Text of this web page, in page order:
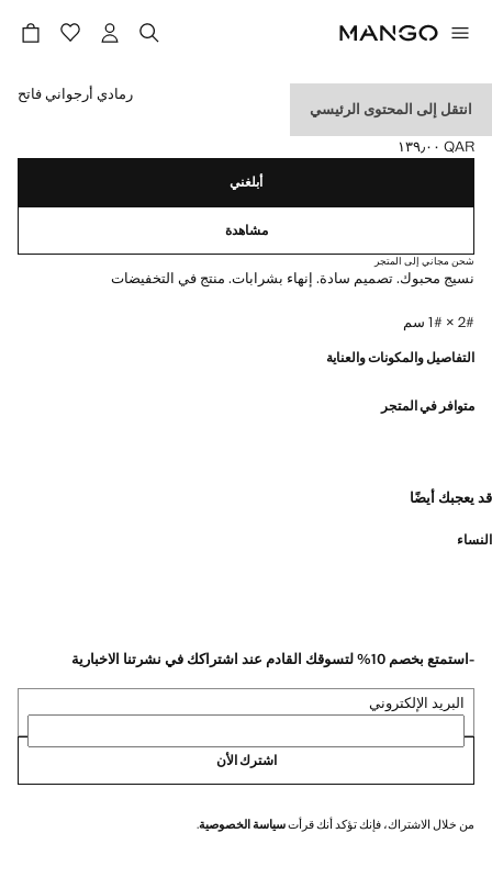
انتقل إلى المحتوى الرئيسي
وشاح بحواف بأهداب
السعر الحالي [QAR ١٣٩٫٠٠ ]
QAR ١٣٩٫٠٠
حدد اللون
رمادي أرجواني فاتح
أبلغني
مشاهدة
شحن مجاني إلى المتجر
نسيج محبوك. تصميم سادة. إنهاء بشرابات. منتج في التخفيضات
2# × 1# سم
التفاصيل والمكونات والعناية
متوافر في المتجر
قد يعجبك أيضًا
النساء
-استمتع بخصم 10% لتسوقك القادم عند اشتراكك في نشرتنا الاخبارية
البريد الإلكتروني
اشترك الأن
من خلال الاشتراك، فإنك تؤكد أنك قرأتسياسة الخصوصية.